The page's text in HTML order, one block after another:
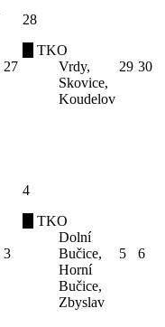
27
28
TKO
Vrdy,
Skovice,
Koudelov
29 30
3
4
TKO
Dolní
Bučice,
Horní
Bučice,
Zbyslav
5 6